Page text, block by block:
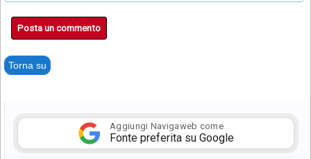
Posta un commento
Torna su
Aggiungi Navigaweb come
Fonte preferita su Google